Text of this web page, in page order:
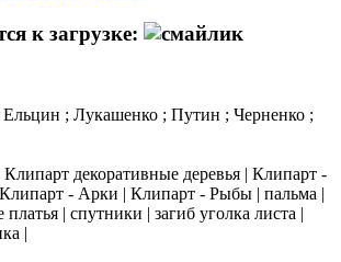
к загрузке:
Ельцин ; Лукашенко ; Путин ; Черненко ;
декоративные деревья | Клипарт -
- Арки | Клипарт - Рыбы | пальма |
| спутники | загиб уголка листа |
|